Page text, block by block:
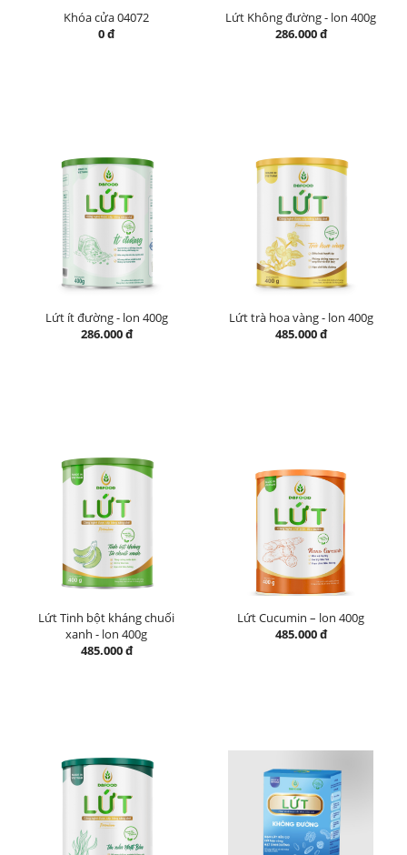
Khóa cửa 04072
0 đ
Lứt Không đường - lon 400g
286.000 đ
Lứt ít đường - lon 400g
286.000 đ
Lứt trà hoa vàng - lon 400g
485.000 đ
Lứt Tinh bột kháng chuối
xanh - lon 400g
485.000 đ
Lứt Cucumin – lon 400g
485.000 đ